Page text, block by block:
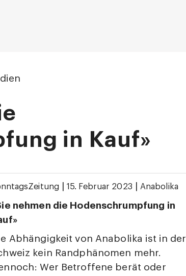
in Kauf»
15. Februar 2023 Anabolika
nehmen die Hodenschrumpfung in
Abhängigkeit von Anabolika ist in der
kein Randphänomen mehr.
Wer Betroffene berät oder